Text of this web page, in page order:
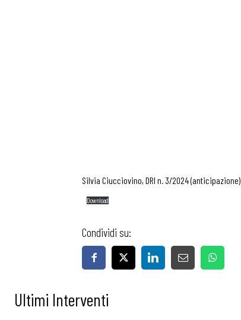
Silvia Ciucciovino, DRI n. 3/2024 (anticipazione)
Download
Condividi su:
Ultimi Interventi